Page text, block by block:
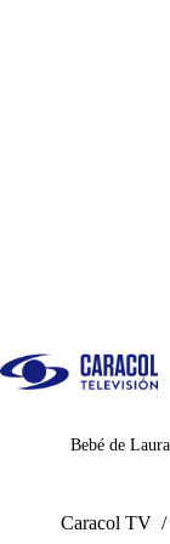
Juegos
Bebé de
Caracol TV /